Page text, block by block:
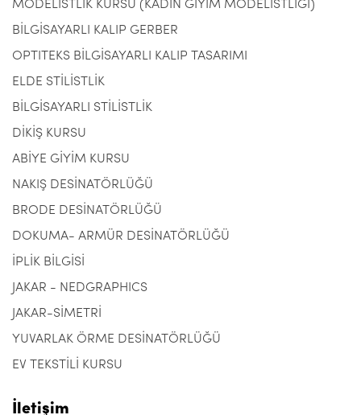
MODELİSTLİK KURSU (KADIN GİYİM MODELİSTLİĞİ)
BİLGİSAYARLI KALIP GERBER
OPTITEKS BİLGİSAYARLI KALIP TASARIMI
ELDE STİLİSTLİK
BİLGİSAYARLI STİLİSTLİK
DİKİŞ KURSU
ABİYE GİYİM KURSU
NAKIŞ DESİNATÖRLÜĞÜ
BRODE DESİNATÖRLÜĞÜ
DOKUMA- ARMÜR DESİNATÖRLÜĞÜ
İPLİK BİLGİSİ
JAKAR - NEDGRAPHICS
JAKAR-SİMETRİ
YUVARLAK ÖRME DESİNATÖRLÜĞÜ
EV TEKSTİLİ KURSU
İletişim